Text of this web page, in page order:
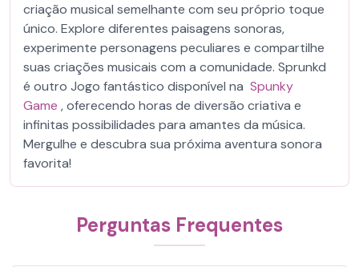
criação musical semelhante com seu próprio toque
único. Explore diferentes paisagens sonoras,
experimente personagens peculiares e compartilhe
suas criações musicais com a comunidade. Sprunkd
é outro Jogo fantástico disponível na Spunky
Game , oferecendo horas de diversão criativa e
infinitas possibilidades para amantes da música.
Mergulhe e descubra sua próxima aventura sonora
favorita!
Perguntas Frequentes